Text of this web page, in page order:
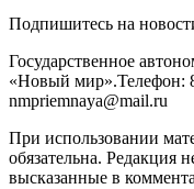
Подпишитесь на
Государственное
«Новый мир».Телефон:
nmpriemnaya@mail.ru
При использовании
обязательна. Редакция
высказанные в